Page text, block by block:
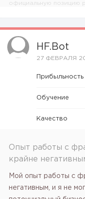
официальную позицию
HF.bot
27 ФЕВРАЛЯ
Прибыльность
Обучение
Качество
Опыт работы с
крайне
Мой опыт работы с
негативным, и я не